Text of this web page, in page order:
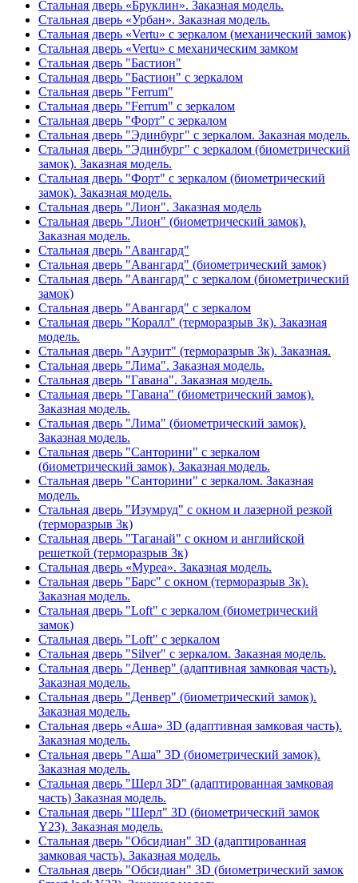
Стальная дверь «Бруклин». Заказная модель.
Стальная дверь «Урбан». Заказная модель.
Стальная дверь «Vertu» с зеркалом (механический замок)
Стальная дверь «Vertu» с механическим замком
Стальная дверь "Бастион"
Стальная дверь "Бастион" с зеркалом
Стальная дверь "Ferrum"
Стальная дверь "Ferrum" с зеркалом
Стальная дверь "Форт" с зеркалом
Стальная дверь "Эдинбург" с зеркалом. Заказная модель.
Стальная дверь "Эдинбург" с зеркалом (биометрический
замок). Заказная модель.
Стальная дверь "Форт" с зеркалом (биометрический
замок). Заказная модель.
Стальная дверь "Лион". Заказная модель
Стальная дверь "Лион" (биометрический замок).
Заказная модель.
Стальная дверь "Авангард"
Стальная дверь "Авангард" (биометрический замок)
Стальная дверь "Авангард" с зеркалом (биометрический
замок)
Стальная дверь "Авангард" с зеркалом
Стальная дверь "Коралл" (терморазрыв 3к). Заказная
модель.
Стальная дверь "Азурит" (терморазрыв 3к). Заказная.
Стальная дверь "Лима". Заказная модель.
Стальная дверь "Гавана". Заказная модель.
Стальная дверь "Гавана" (биометрический замок).
Заказная модель.
Стальная дверь "Лима" (биометрический замок).
Заказная модель.
Стальная дверь "Санторини" с зеркалом
(биометрический замок). Заказная модель.
Стальная дверь "Санторини" с зеркалом. Заказная
модель.
Стальная дверь "Изумруд" с окном и лазерной резкой
(терморазрыв 3к)
Стальная дверь "Таганай" с окном и английской
решеткой (терморазрыв 3к)
Стальная дверь «Муреа». Заказная модель.
Стальная дверь "Барс" с окном (терморазрыв 3к).
Заказная модель.
Стальная дверь "Loft" с зеркалом (биометрический
замок)
Стальная дверь "Loft" с зеркалом
Стальная дверь "Silver" с зеркалом. Заказная модель.
Стальная дверь "Денвер" (адаптивная замковая часть).
Заказная модель.
Стальная дверь "Денвер" (биометрический замок).
Заказная модель.
Стальная дверь «Аша» 3D (адаптивная замковая часть).
Заказная модель.
Стальная дверь "Аша" 3D (биометрический замок).
Заказная модель.
Стальная дверь "Шерл 3D" (адаптированная замковая
часть) Заказная модель.
Стальная дверь "Шерл" 3D (биометрический замок
Y23). Заказная модель.
Стальная дверь "Обсидиан" 3D (адаптированная
замковая часть). Заказная модель.
Стальная дверь "Обсидиан" 3D (биометрический замок